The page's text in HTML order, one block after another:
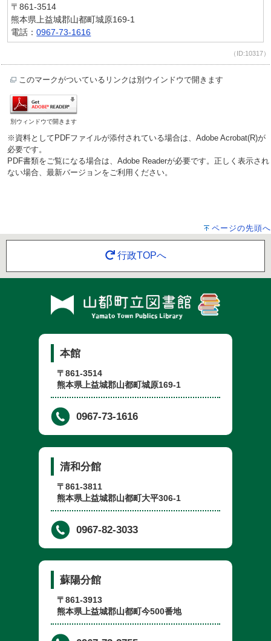
〒861-3514
熊本県上益城郡山都町城原169-1
電話：0967-73-1616
（ID:10317）
このマークがついているリンクは別ウインドウで開きます
別ウィンドウで開きます
※資料としてPDFファイルが添付されている場合は、Adobe Acrobat(R)が
必要です。
PDF書類をご覧になる場合は、Adobe Readerが必要です。正しく表示され
ない場合、最新バージョンをご利用ください。
ページの先頭へ
行政TOPへ
本館
〒861-3514
熊本県上益城郡山都町城原169-1
0967-73-1616
清和分館
〒861-3811
熊本県上益城郡山都町大平306-1
0967-82-3033
蘇陽分館
〒861-3913
熊本県上益城郡山都町今500番地